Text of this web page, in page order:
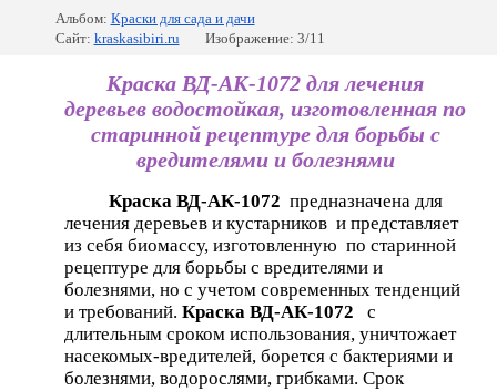
Альбом: Краски для сада и дачи
Сайт: kraskasibiri.ru Изображение: 3/11
Краска ВД-АК-1072 для лечения
деревьев водостойкая, изготовленная по
старинной рецептуре для борьбы с
вредителями и болезнями
Краска ВД-АК-1072 предназначена для
лечения деревьев и кустарников и представляет
из себя биомассу, изготовленную ​ по старинной
рецептуре для борьбы с вредителями и
болезнями, но с учетом современных тенденций
и требований. Краска ВД-АК-1072 с
длительным сроком использования, уничтожает
насекомых-вредителей, борется с бактериями и
болезнями, водорослями, грибками. Срок